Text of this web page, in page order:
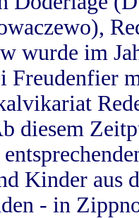
wurde im
Freudenfier
diesem
Kinder aus
- in